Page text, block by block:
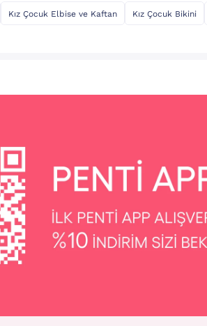
Kız Çocuk Elbise ve Kaftan Kız Çocuk Bikini